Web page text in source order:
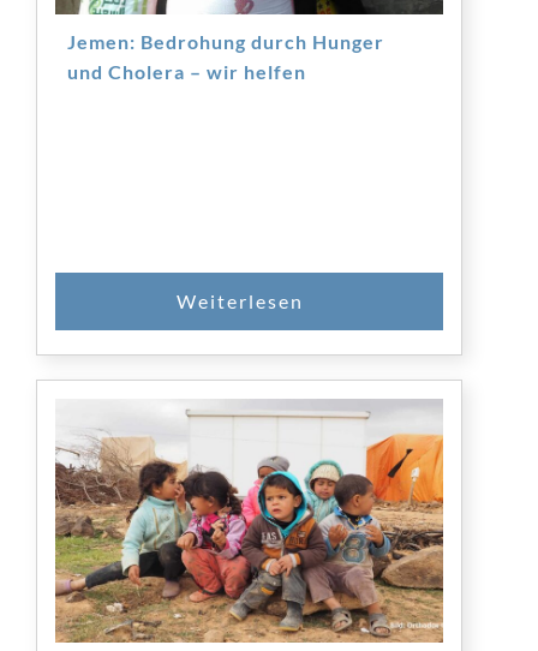
Jemen: Bedrohung durch Hunger
und Cholera – wir helfen